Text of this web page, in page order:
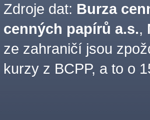
Zdroje dat: Burza
cenných papírů a.s.,
ze zahraničí jsou
kurzy z BCPP, a to o